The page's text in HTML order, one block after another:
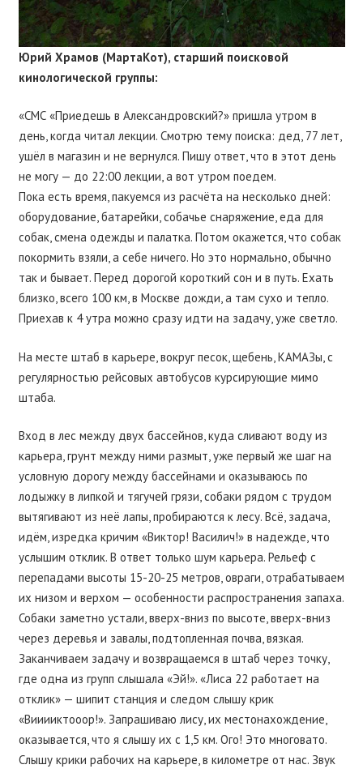
Юрий Храмов (МартаКот), старший поисковой
кинологической группы:
«СМС «Приедешь в Александровский?» пришла утром в
день, когда читал лекции. Смотрю тему поиска: дед, 77 лет,
ушёл в магазин и не вернулся. Пишу ответ, что в этот день
не могу — до 22:00 лекции, а вот утром поедем.
Пока есть время, пакуемся из расчёта на несколько дней:
оборудование, батарейки, собачье снаряжение, еда для
собак, смена одежды и палатка. Потом окажется, что собак
покормить взяли, а себе ничего. Но это нормально, обычно
так и бывает. Перед дорогой короткий сон и в путь. Ехать
близко, всего 100 км, в Москве дожди, а там сухо и тепло.
Приехав к 4 утра можно сразу идти на задачу, уже светло.
На месте штаб в карьере, вокруг песок, щебень, КАМАЗы, с
регулярностью рейсовых автобусов курсирующие мимо
штаба.
Вход в лес между двух бассейнов, куда сливают воду из
карьера, грунт между ними размыт, уже первый же шаг на
условную дорогу между бассейнами и оказываюсь по
лодыжку в липкой и тягучей грязи, собаки рядом с трудом
вытягивают из неё лапы, пробираются к лесу. Всё, задача,
идём, изредка кричим «Виктор! Василич!» в надежде, что
услышим отклик. В ответ только шум карьера. Рельеф с
перепадами высоты 15-20-25 метров, овраги, отрабатываем
их низом и верхом — особенности распространения запаха.
Собаки заметно устали, вверх-вниз по высоте, вверх-вниз
через деревья и завалы, подтопленная почва, вязкая.
Заканчиваем задачу и возвращаемся в штаб через точку,
где одна из групп слышала «Эй!». «Лиса 22 работает на
отклик» — шипит станция и следом слышу крик
«Вииииктооор!». Запрашиваю лису, их местонахождение,
оказывается, что я слышу их с 1,5 км. Ого! Это многовато.
Слышу крики рабочих на карьере, в километре от нас. Звук